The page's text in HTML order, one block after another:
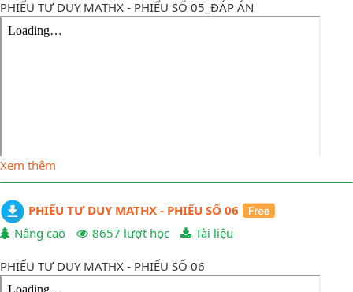
PHIẾU TƯ DUY MATHX - PHIẾU SỐ 05_ĐÁP ÁN
Xem thêm
PHIẾU TƯ DUY MATHX - PHIẾU SỐ 06
Nâng cao
8657 lượt học Tài liệu
PHIẾU TƯ DUY MATHX - PHIẾU SỐ 06